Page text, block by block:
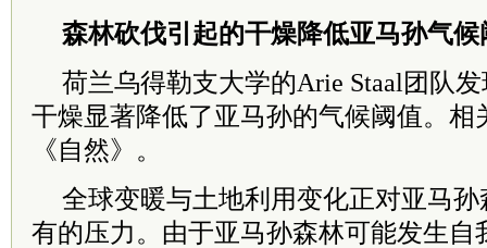
森林砍伐引起的干燥降低亚马孙气候
荷兰乌得勒支大学的Arie Staal团队
干燥显著降低了亚马孙的气候阈值。相
《自然》。
全球变暖与土地利用变化正对亚马
有的压力。由于亚马孙森林可能发生自